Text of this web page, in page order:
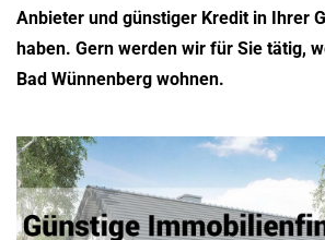
Anbieter und günstiger Kredit in Ihrer
haben. Gern werden wir für Sie tätig,
Bad Wünnenberg wohnen.